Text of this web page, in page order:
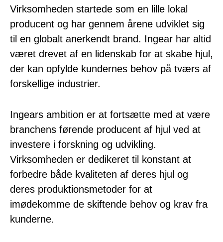
Virksomheden startede som en lille lokal
producent og har gennem årene udviklet sig
til en globalt anerkendt brand. Ingear har altid
været drevet af en lidenskab for at skabe hjul,
der kan opfylde kundernes behov på tværs af
forskellige industrier.
Ingears ambition er at fortsætte med at være
branchens førende producent af hjul ved at
investere i forskning og udvikling.
Virksomheden er dedikeret til konstant at
forbedre både kvaliteten af deres hjul og
deres produktionsmetoder for at
imødekomme de skiftende behov og krav fra
kunderne.